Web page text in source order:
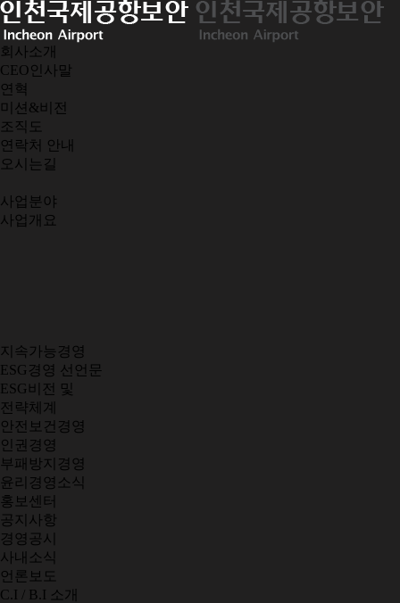
회사소개
CEO인사말
연혁
미션&비전
조직도
연락처 안내
오시는길
사업분야
사업개요
지속가능경영
ESG경영 선언문
ESG비전 및
전략체계
안전보건경영
인권경영
부패방지경영
윤리경영소식
홍보센터
공지사항
경영공시
사내소식
언론보도
C.I / B.I 소개